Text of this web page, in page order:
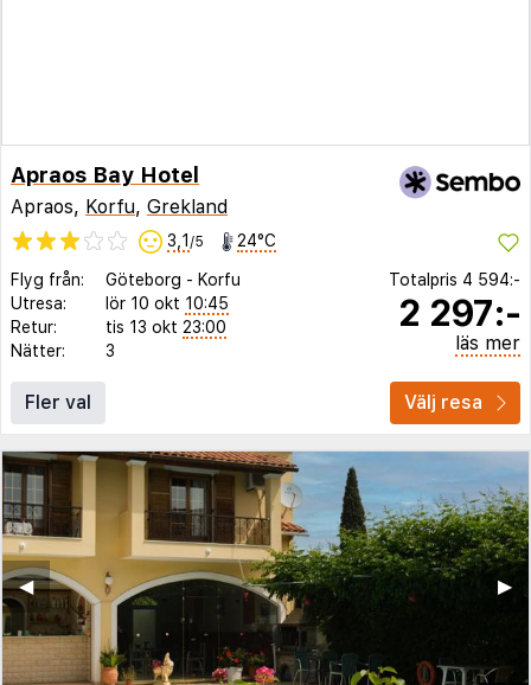
Apraos Bay Hotel
Apraos, Korfu, Grekland
3,1 /5 24°C
Flyg från: Göteborg - Korfu
Utresa:
lör 10 okt 10:45
Retur:
tis 13 okt 23:00
Nätter:
3
Totalpris 4 594:-
2 297:-
läs mer
Fler val Välj resa
▶︎
◀︎